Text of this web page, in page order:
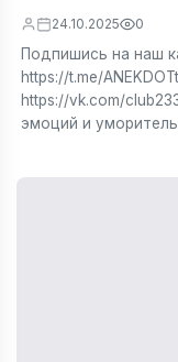
24.10.2025 0
Подпишись на наш
https://t.me/
https://vk.com/
эмоций и